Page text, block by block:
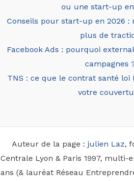
ou une start-up
Conseils pour start-up en 2026 :
plus de
Facebook Ads : pourquoi
campagnes
TNS : ce que le contrat santé loi
votre
Auteur de la page : julien Laz,
Centrale Lyon & Paris 1997,
ans (& lauréat Réseau